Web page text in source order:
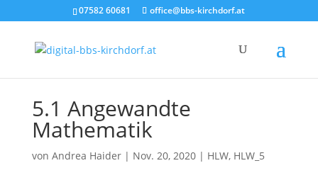
07582 60681 office@bbs-kirchdorf.at
5.1 Angewandte
Mathematik
von Andrea Haider| Nov. 20, 2020| HLW, HLW_5